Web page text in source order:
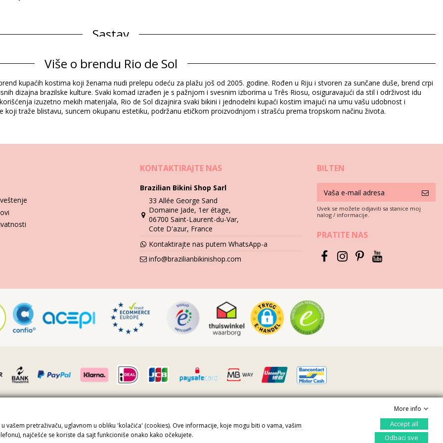
Sastav
Informacije o proizvodu
Uputstva za pranje i negu
Više o brendu Rio de Sol
kupaćih kostima koji ženama nudi prelepu odeću za plažu još od 2005. godine. Rođen u Riju i stvoren za sunčane duše, brend crpi
dizajna brazilske kulture. Svaki komad izrađen je s pažnjom i svesnim izborima u Três Riosu, osiguravajući da stil i održivost idu
izuzetno mekih materijala, Rio de Sol dizajnira svaki bikini i jednodelni kupaći kostim imajući na umu vašu udobnost i
koji traže blistavu, suncem okupanu estetiku, podržanu etičkom proizvodnjom i strašću prema tropskom načinu života.
KONTAKTIRAJTE NAS
Brazilian Bikini Shop Sarl
33 Allée George Sand
Domaine Jade, 1er étage,
06700 Saint-Laurent-du-Var,
Cote D'azur, France
Kontaktirajte nas putem WhatsApp-a
info@brazilianbikinishop.com
BILTEN
Uvek se možete odjaviti sa stanice moj
nalog / informacije.
PRATITE NAS
· Sva prava zadržana ©2023 Brazilian Bikini Shop
by reCAPTCHA. Privacy Terms Kontrolišite svoju privatnost
pretraživaču, uglavnom u obliku 'kolačića' (cookies). Ove informacije, koje mogu biti o vama, vašim
najčešće se koriste da sajt funkcioniše onako kako očekujete.
More info
Accept all
Odbaci sve